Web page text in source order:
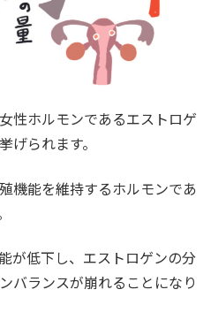
性ホルモンであるエストロゲ
げられます。
機能を維持するホルモンであ
が低下し、エストロゲンの分
バランスが崩れることになり